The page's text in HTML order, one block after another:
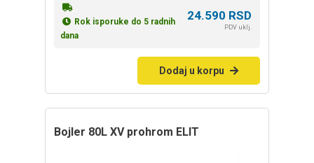
Rok isporuke do 5 radnih
dana
24.590 RSD
PDV uklj.
Dodaj u korpu
bojler 80L XV prohrom ELIT